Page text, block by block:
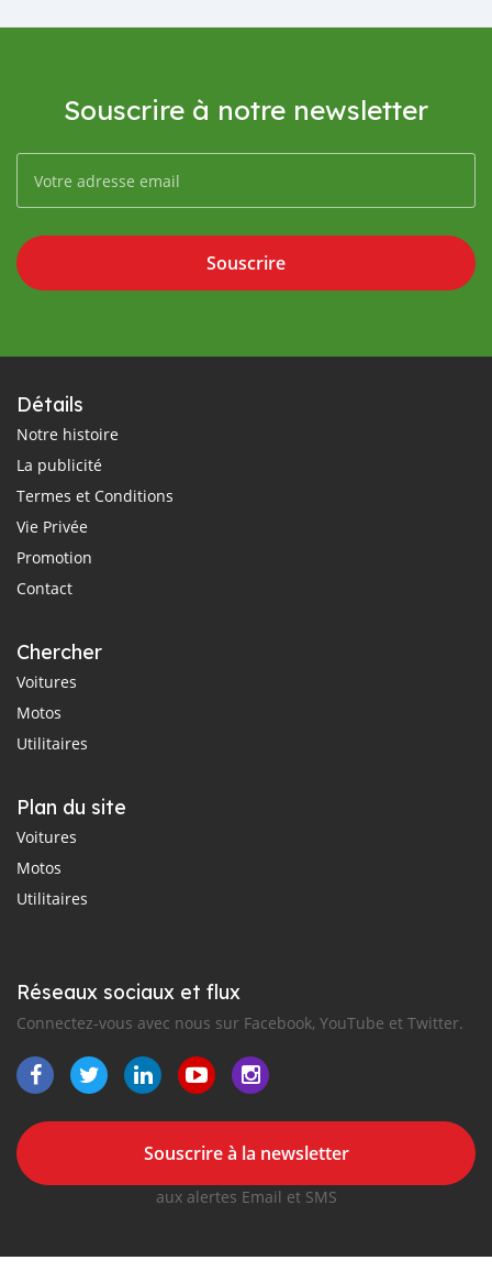
Souscrire à notre newsletter
Souscrire
Détails
Notre histoire
La publicité
Termes et Conditions
Vie Privée
Promotion
Contact
Chercher
Voitures
Motos
Utilitaires
Plan du site
Voitures
Motos
Utilitaires
Réseaux sociaux et flux
Connectez-vous avec nous sur Facebook, YouTube et Twitter.
Souscrire à la newsletter
aux alertes Email et SMS